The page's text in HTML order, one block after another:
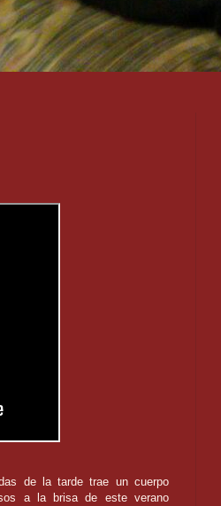
de la tarde trae un cuerpo
a la brisa de este verano